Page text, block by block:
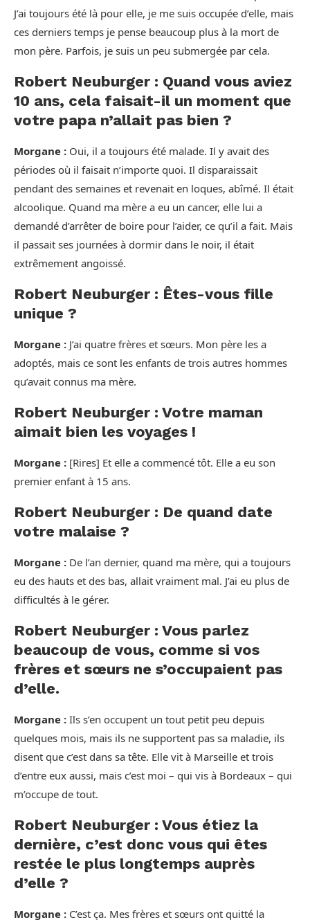
J’ai toujours été là pour elle, je me suis occupée d’elle, mais
ces derniers temps je pense beaucoup plus à la mort de
mon père. Parfois, je suis un peu submergée par cela.
Robert Neuburger : Quand vous aviez
10 ans, cela faisait-il un moment que
votre papa n’allait pas bien ?
Morgane : Oui, il a toujours été malade. Il y avait des
périodes où il faisait n’importe quoi. Il disparaissait
pendant des semaines et revenait en loques, abîmé. Il était
alcoolique. Quand ma mère a eu un cancer, elle lui a
demandé d’arrêter de boire pour l’aider, ce qu’il a fait. Mais
il passait ses journées à dormir dans le noir, il était
extrêmement angoissé.
Robert Neuburger : Êtes-vous fille
unique ?
Morgane : J’ai quatre frères et sœurs. Mon père les a
adoptés, mais ce sont les enfants de trois autres hommes
qu’avait connus ma mère.
Robert Neuburger : Votre maman
aimait bien les voyages !
Morgane : [Rires] Et elle a commencé tôt. Elle a eu son
premier enfant à 15 ans.
Robert Neuburger : De quand date
votre malaise ?
Morgane : De l’an dernier, quand ma mère, qui a toujours
eu des hauts et des bas, allait vraiment mal. J’ai eu plus de
difficultés à le gérer.
Robert Neuburger : Vous parlez
beaucoup de vous, comme si vos
frères et sœurs ne s’occupaient pas
d’elle.
Morgane : Ils s’en occupent un tout petit peu depuis
quelques mois, mais ils ne supportent pas sa maladie, ils
disent que c’est dans sa tête. Elle vit à Marseille et trois
d’entre eux aussi, mais c’est moi – qui vis à Bordeaux – qui
m’occupe de tout.
Robert Neuburger : Vous étiez la
dernière, c’est donc vous qui êtes
restée le plus longtemps auprès
d’elle ?
Morgane : C’est ça. Mes frères et sœurs ont quitté la